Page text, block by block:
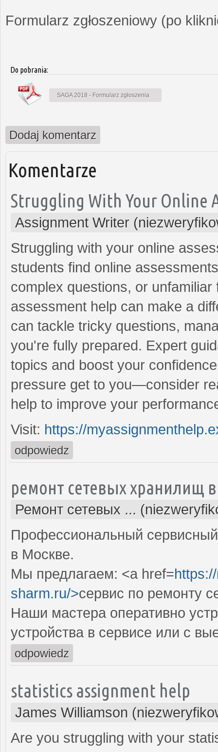
Formularz zgłoszeniowy (po
Do pobrania:
SAGA 2018 - Formularz zgłoszenia
Dodaj komentarz
Komentarze
Struggling With Your Online
Assignment Writer
Struggling with your online
students find online
complex questions, or
assessment help can make a
can tackle tricky questions,
you're fully prepared. Expert
topics and boost your
pressure get to you—consider
help to improve your
Visit: https://
odpowiedz
ремонт сетевых хранилищ
Ремонт сетевых ...
Профессиональный
в Москве.
Мы предлагаем: <a href=
sharm.ru/>сервис по ремонту
Наши мастера оперативно
устройства в сервисе или с
odpowiedz
statistics assignment help
James Williamson
Are you struggling with your